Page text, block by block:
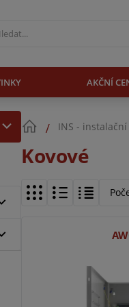
AKČNÍ
INS -
Kovové